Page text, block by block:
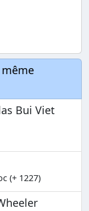
Bui Viet
(+ 1227)